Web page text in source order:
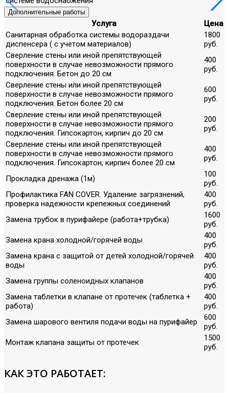
Дополнительные работы
Услуга
Цена
Санитарная обработка системы водораздачи
диспенсера ( с учетом материалов)
1800
руб.
Сверление стены или иной препятствующей
поверхности в случае невозможности прямого
подключения. Бетон до 20 см
400
руб.
Сверление стены или иной препятствующей
поверхности в случае невозможности прямого
подключения. Бетон более 20 см
600
руб.
Сверление стены или иной препятствующей
поверхности в случае невозможности прямого
подключения. Гипсокартон, кирпич до 20 см
200
руб.
Сверление стены или иной препятствующей
поверхности в случае невозможности прямого
подключения. Гипсокартон, кирпич более 20 см
400
руб.
Прокладка дренажа (1м)
100
руб.
Профилактика FAN COVER. Удаление загрязнений,
проверка надежности крепежных соединений
400
руб.
Замена трубок в пурифайере (работа+трубка)
1600
руб.
Замена крана холодной/горячей воды
400
руб.
Замена крана с защитой от детей холодной/горячей
воды
400
руб.
Замена группы соленоидных клапанов
400
руб.
Замена таблетки в клапане от протечек (таблетка +
работа)
400
руб.
Замена шарового вентиля подачи воды на пурифайер
600
руб.
Монтаж клапана защиты от протечек
1500
руб.
КАК ЭТО РАБОТАЕТ: